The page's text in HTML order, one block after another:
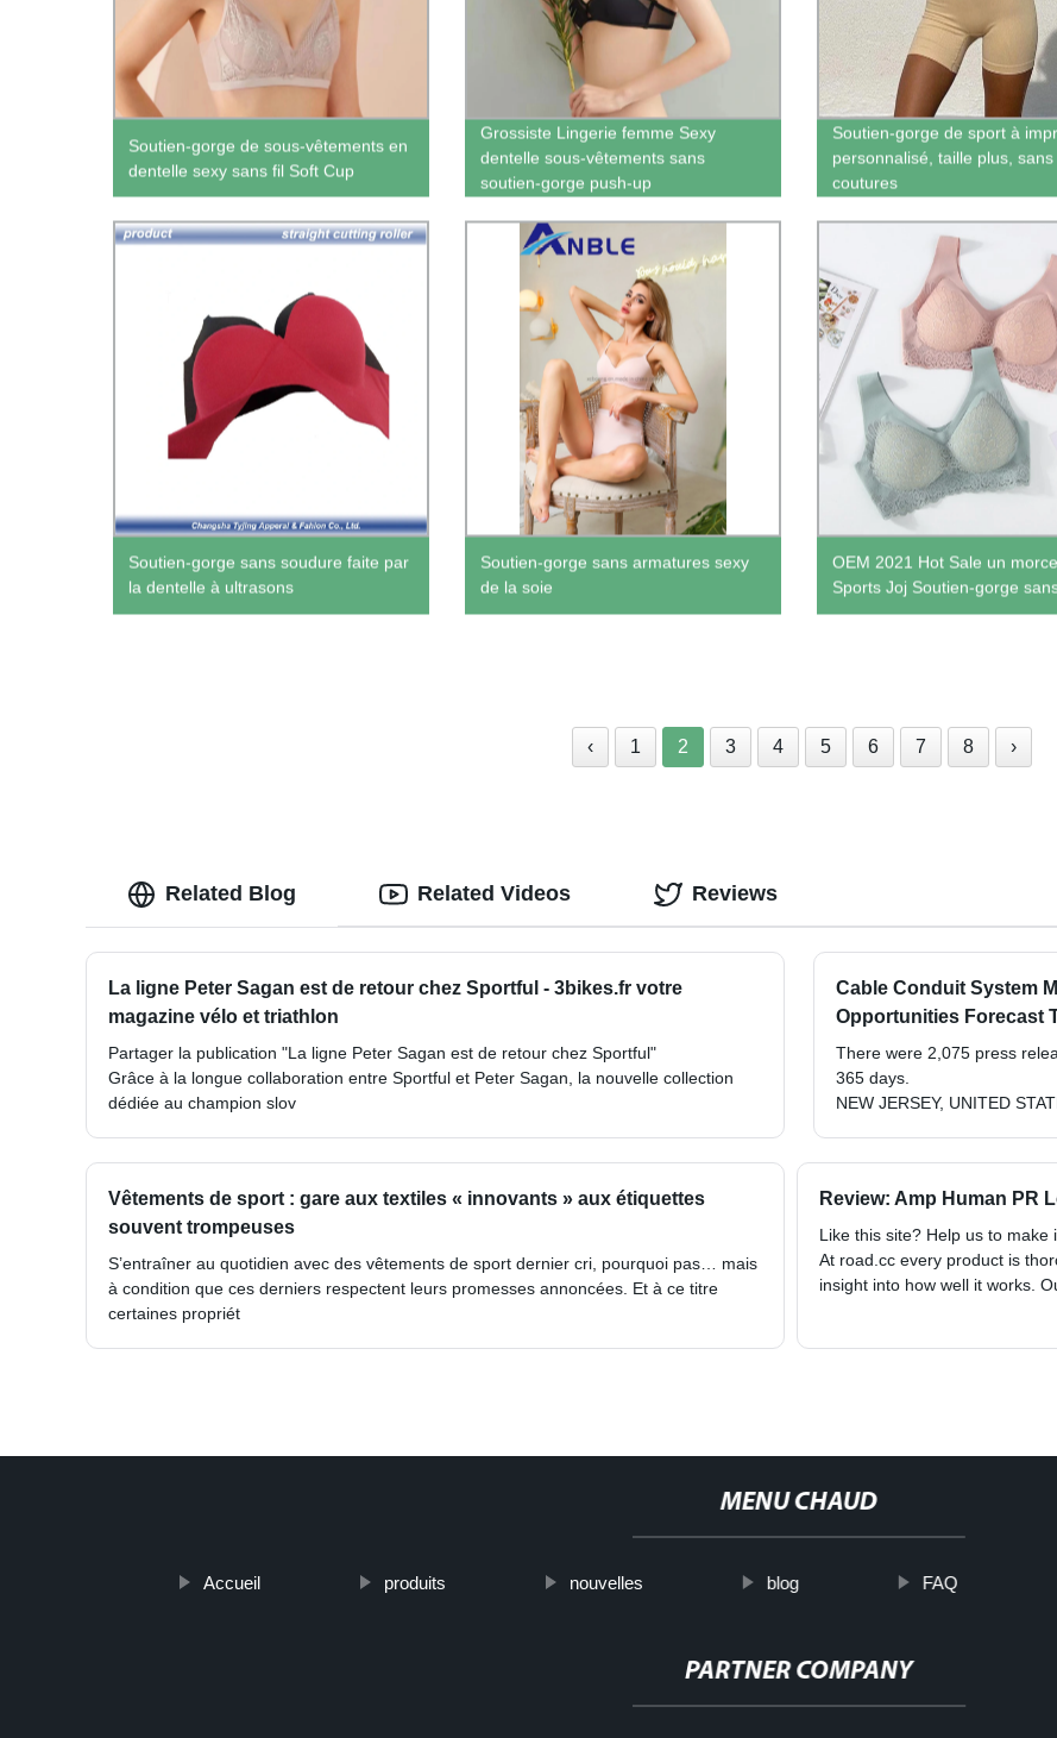
Soutien-gorge de sous-vêtements en
dentelle sexy sans fil Soft Cup
Grossiste Lingerie femme Sexy
dentelle sous-vêtements sans
soutien-gorge push-up
Soutien-gorge de sport à
personnalisé, taille plus, sans
coutures
Soutien-gorge sans soudure faite par
la dentelle à ultrasons
Soutien-gorge sans armatures sexy
de la soie
OEM 2021 Hot Sale un
Sports Joj Soutien-gorge
‹ 1 2 3 4 5 6 7 8 ›
Related Blog
La ligne Peter Sagan est de retour chez Sportful - 3bikes.fr votre
magazine vélo et triathlon
Partager la publication "La ligne Peter Sagan est de retour chez Sportful"
Grâce à la longue collaboration entre Sportful et Peter Sagan, la nouvelle collection
dédiée au champion slov
Cable Conduit System
Opportunities Forecast
There were 2,075 press
365 days.
NEW JERSEY, UNITED
Vêtements de sport : gare aux textiles « innovants » aux étiquettes
souvent trompeuses
S’entraîner au quotidien avec des vêtements de sport dernier cri, pourquoi pas… mais
à condition que ces derniers respectent leurs promesses annoncées. Et à ce titre
certaines propriét
Review: Amp Human PR
Like this site? Help us to make
At road.cc every product is
insight into how well it works.
Related Videos Reviews
MENU CHAUD
Accueil produits nouvelles blog FAQ
PARTNER COMPANY